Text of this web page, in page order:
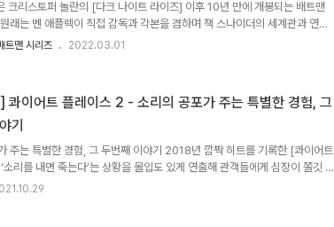
크리스토퍼 놀란의 [다크 나이트 라이즈] 이후 10년 만에 개봉되는 배트맨
래는 벤 애플렉이 직접 감독과 각본을 겸하며 잭 스나이더의 세계관과 연계
놓을 계획이었지만 몇 가지 난관에 부딪혀 좌초되면서 맷 리브스에게로 공
웨인일 때 조차도 그는 거의 말도 하지 않은 은둔자의 삶을 산다. 기존 [배트
보여준 모습보다 훨씬 더 다크하며 음울한 이미지의 캐릭터다. 주목할만한
트맨 시리즈 2022.03.01
콰이어트 플레이스 2 - 소리의 공포가 주는 특별한 경험, 그
기
주는 특별한 경험, 그 두번째 이야기 2018년 깜짝 히트를 기록한 [콰이어트
소리를 내면 죽는다’는 상황을 몰입도 있게 연출해 관객들에게 심장이 쫄깃 해
스펜스를 체험하게 한 작품이다. 표면상의 장르는 크리처물이지만 실제 체감